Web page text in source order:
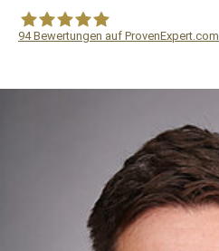
94Bewertungen auf ProvenExpert.com